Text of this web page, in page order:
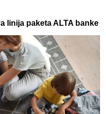
linija paketa ALTA banke